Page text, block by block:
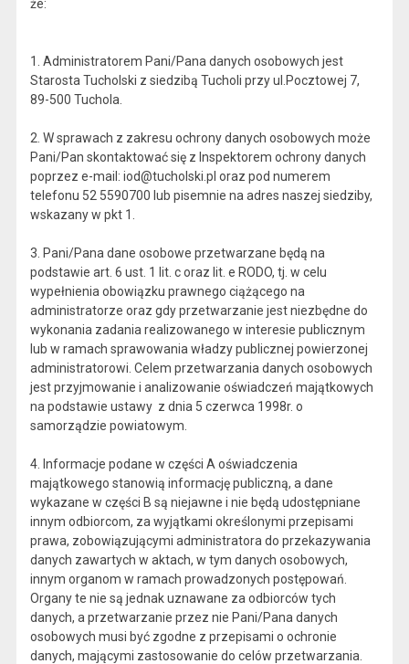
że:
1. Administratorem Pani/Pana danych osobowych jest
Starosta Tucholski z siedzibą Tucholi przy ul.Pocztowej 7,
89-500 Tuchola.
2. W sprawach z zakresu ochrony danych osobowych może
Pani/Pan skontaktować się z Inspektorem ochrony danych
poprzez e-mail: iod@tucholski.pl oraz pod numerem
telefonu 52 5590700 lub pisemnie na adres naszej siedziby,
wskazany w pkt 1.
3. Pani/Pana dane osobowe przetwarzane będą na
podstawie art. 6 ust. 1 lit. c oraz lit. e RODO, tj. w celu
wypełnienia obowiązku prawnego ciążącego na
administratorze oraz gdy przetwarzanie jest niezbędne do
wykonania zadania realizowanego w interesie publicznym
lub w ramach sprawowania władzy publicznej powierzonej
administratorowi. Celem przetwarzania danych osobowych
jest przyjmowanie i analizowanie oświadczeń majątkowych
na podstawie ustawy z dnia 5 czerwca 1998r. o
samorządzie powiatowym.
4. Informacje podane w części A oświadczenia
majątkowego stanowią informację publiczną, a dane
wykazane w części B są niejawne i nie będą udostępniane
innym odbiorcom, za wyjątkami określonymi przepisami
prawa, zobowiązującymi administratora do przekazywania
danych zawartych w aktach, w tym danych osobowych,
innym organom w ramach prowadzonych postępowań.
Organy te nie są jednak uznawane za odbiorców tych
danych, a przetwarzanie przez nie Pani/Pana danych
osobowych musi być zgodne z przepisami o ochronie
danych, mającymi zastosowanie do celów przetwarzania.